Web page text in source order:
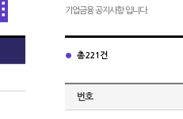
기업금융 공지사항 입니다.
총 221건
번호